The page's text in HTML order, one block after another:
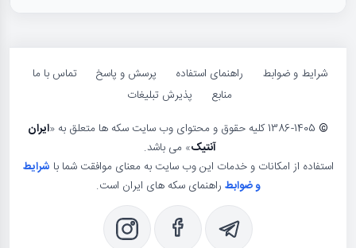
شرایط و ضوابط راهنمای استفاده پرسش و پاسخ
تماس با ما
منابع
پذیرش تبلیغات
©
ایران
آنتیک» می باشد.
استفاده از امکانات و خدمات این وب سایت به معنای موافقت شما با شرایط
و ضوابط راهنمای سکه های ایران است.